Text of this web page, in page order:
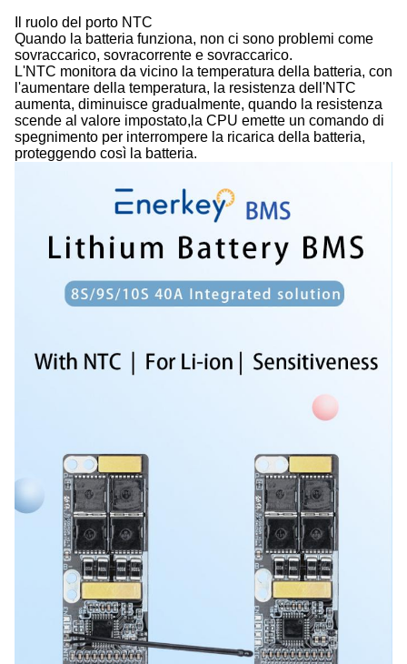
Il ruolo del porto NTC
Quando la batteria funziona, non ci sono problemi come
sovraccarico, sovracorrente e sovraccarico.
L'NTC monitora da vicino la temperatura della batteria, con
l'aumentare della temperatura, la resistenza dell'NTC
aumenta, diminuisce gradualmente, quando la resistenza
scende al valore impostato,la CPU emette un comando di
spegnimento per interrompere la ricarica della batteria,
proteggendo così la batteria.